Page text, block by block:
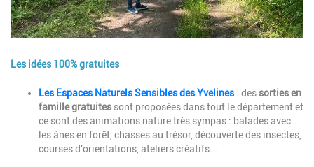
Les idées 100% gratuites
DescriptionLes Espaces Naturels Sensibles des Yvelines: dessorties en
famille gratuites sont proposées dans tout le département et
ce sont des animations nature très sympas : balades avec
les ânes en forêt, chasses au trésor, découverte des insectes,
courses d'orientations, ateliers créatifs...